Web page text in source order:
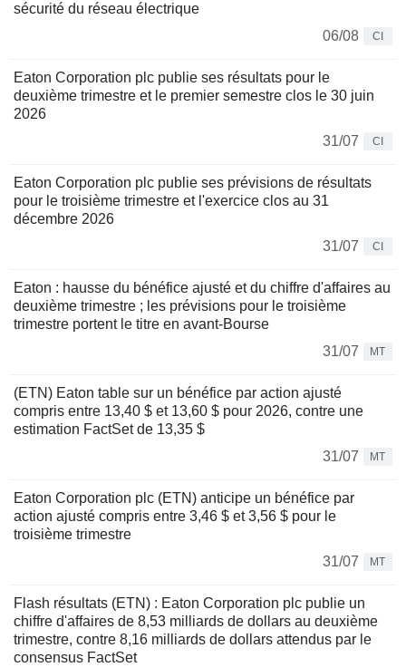
sécurité du réseau électrique
06/08
CI
Eaton Corporation plc publie ses résultats pour le
deuxième trimestre et le premier semestre clos le 30 juin
2026
31/07
CI
Eaton Corporation plc publie ses prévisions de résultats
pour le troisième trimestre et l'exercice clos au 31
décembre 2026
31/07
CI
Eaton : hausse du bénéfice ajusté et du chiffre d'affaires au
deuxième trimestre ; les prévisions pour le troisième
trimestre portent le titre en avant-Bourse
31/07
MT
(ETN) Eaton table sur un bénéfice par action ajusté
compris entre 13,40 $ et 13,60 $ pour 2026, contre une
estimation FactSet de 13,35 $
31/07
MT
Eaton Corporation plc (ETN) anticipe un bénéfice par
action ajusté compris entre 3,46 $ et 3,56 $ pour le
troisième trimestre
31/07
MT
Flash résultats (ETN) : Eaton Corporation plc publie un
chiffre d'affaires de 8,53 milliards de dollars au deuxième
trimestre, contre 8,16 milliards de dollars attendus par le
consensus FactSet